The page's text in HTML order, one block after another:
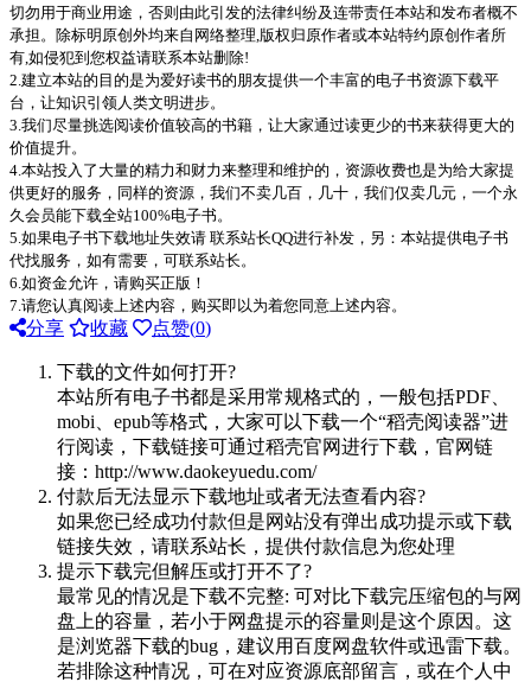
切勿用于商业用途，否则由此引发的法律纠纷及连带责任本站和发布者概不
承担。除标明原创外均来自网络整理,版权归原作者或本站特约原创作者所
有,如侵犯到您权益请联系本站删除!
2.建立本站的目的是为爱好读书的朋友提供一个丰富的电子书资源下载平
台，让知识引领人类文明进步。
3.我们尽量挑选阅读价值较高的书籍，让大家通过读更少的书来获得更大的
价值提升。
4.本站投入了大量的精力和财力来整理和维护的，资源收费也是为给大家提
供更好的服务，同样的资源，我们不卖几百，几十，我们仅卖几元，一个永
久会员能下载全站100%电子书。
5.如果电子书下载地址失效请 联系站长QQ进行补发，另：本站提供电子书
代找服务，如有需要，可联系站长。
6.如资金允许，请购买正版！
7.请您认真阅读上述内容，购买即以为着您同意上述内容。
分享 收藏 点赞(0)
下载的文件如何打开?
本站所有电子书都是采用常规格式的，一般包括PDF、
mobi、epub等格式，大家可以下载一个“稻壳阅读器”进
行阅读，下载链接可通过稻壳官网进行下载，官网链
接：http://www.daokeyuedu.com/
付款后无法显示下载地址或者无法查看内容?
如果您已经成功付款但是网站没有弹出成功提示或下载
链接失效，请联系站长，提供付款信息为您处理
提示下载完但解压或打开不了?
最常见的情况是下载不完整: 可对比下载完压缩包的与网
盘上的容量，若小于网盘提示的容量则是这个原因。这
是浏览器下载的bug，建议用百度网盘软件或迅雷下载。
若排除这种情况，可在对应资源底部留言，或在个人中